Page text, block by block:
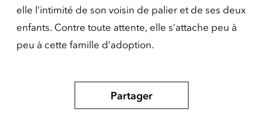
elle l’intimité de son voisin de palier et de ses deux
enfants. Contre toute attente, elle s’attache peu à
peu à cette famille d’adoption.
Partager